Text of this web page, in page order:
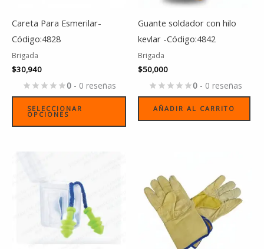
Careta Para Esmerilar-
Código:4828
Brigada
$30,940
0- 0 reseñas
SELECCIONAR
OPCIONES
pueden
elegir
página
producto
Guante soldador con hilo
kevlar -Código:4842
Brigada
$50,000
0- 0 reseñas
AÑADIR AL CARRITO